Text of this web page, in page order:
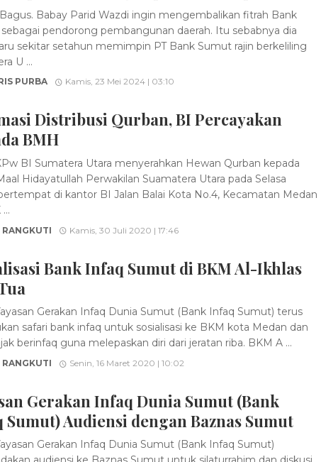
Babay Parid Wazdi ingin mengembalikan fitrah Bank
pendorong pembangunan daerah. Itu sebabnya dia
sekitar setahun memimpin PT Bank Sumut rajin berkeliling
U ...
PURBA Kamis, 23 Mei 2024 | 03:10
Distribusi Qurban, BI Percayakan
BMH
BI Sumatera Utara menyerahkan Hewan Qurban kepada
Hidayatullah Perwakilan Suamatera Utara pada Selasa
di kantor BI Jalan Balai Kota No.4, Kecamatan Medan
RANGKUTI Kamis, 30 Juli 2020 | 17:46
Bank Infaq Sumut di BKM Al-Ikhlas
Gerakan Infaq Dunia Sumut (Bank Infaq Sumut) terus
safari bank infaq untuk sosialisasi ke BKM kota Medan dan
berinfaq guna melepaskan diri dari jeratan riba. BKM A ...
RANGKUTI Senin, 16 Maret 2020 | 10:02
Gerakan Infaq Dunia Sumut (Bank
Sumut) Audiensi dengan Baznas Sumut
Gerakan Infaq Dunia Sumut (Bank Infaq Sumut)